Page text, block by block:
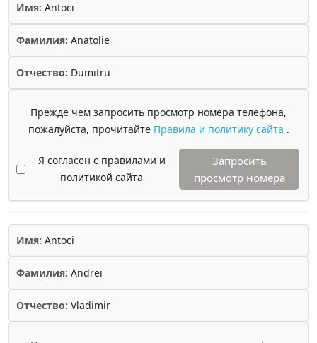
Имя: Antoci
Фамилия: Anatolie
Отчество: Dumitru
Прежде чем запросить просмотр номера телефона,
пожалуйста, прочитайте Правила и политику сайта .
Я согласен с правилами и
политикой сайта
Запросить
просмотр номера
Имя: Antoci
Фамилия: Andrei
Отчество: Vladimir